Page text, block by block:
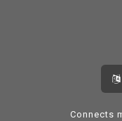
Connects